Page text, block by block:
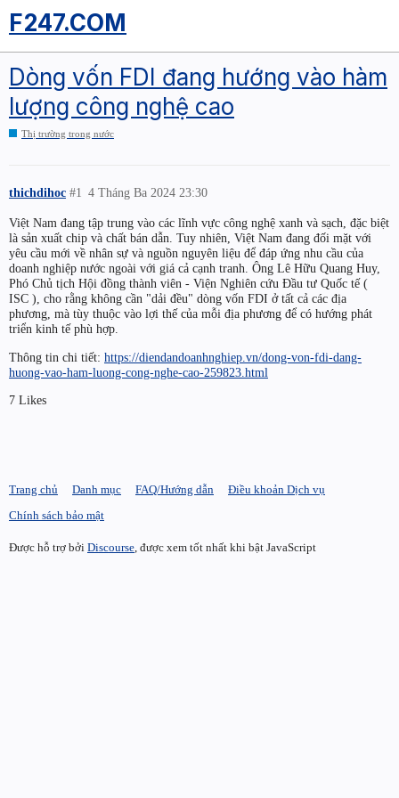
F247.COM
Dòng vốn FDI đang hướng vào hàm
lượng công nghệ cao
Thị trường trong nước
thichdihoc 4 Tháng Ba 2024 23:30
#1
Việt Nam đang tập trung vào các lĩnh vực công nghệ xanh và sạch, đặc biệt
là sản xuất chip và chất bán dẫn. Tuy nhiên, Việt Nam đang đối mặt với
yêu cầu mới về nhân sự và nguồn nguyên liệu để đáp ứng nhu cầu của
doanh nghiệp nước ngoài với giá cả cạnh tranh. Ông Lê Hữu Quang Huy,
Phó Chủ tịch Hội đồng thành viên - Viện Nghiên cứu Đầu tư Quốc tế (
ISC ), cho rằng không cần "dải đều" dòng vốn FDI ở tất cả các địa
phương, mà tùy thuộc vào lợi thế của mỗi địa phương để có hướng phát
triển kinh tế phù hợp.
Thông tin chi tiết: https://diendandoanhnghiep.vn/dong-von-fdi-dang-
huong-vao-ham-luong-cong-nghe-cao-259823.html
7 Likes
Trang chủ Danh mục FAQ/Hướng dẫn
Điều khoản Dịch vụ
Chính sách bảo mật
Được hỗ trợ bởi Discourse , được xem tốt nhất khi bật JavaScript